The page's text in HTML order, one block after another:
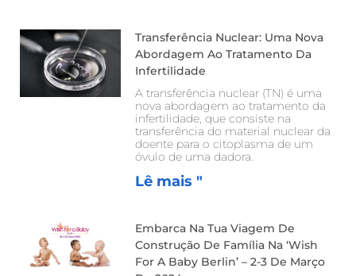
Transferência Nuclear: Uma Nova
Abordagem Ao Tratamento Da
Infertilidade
A transferência nuclear (TN) é uma
nova abordagem ao tratamento da
infertilidade, que consiste na
transferência do material nuclear da
doente para o citoplasma de um
óvulo de uma dadora.
Lê mais "
Embarca Na Tua Viagem De
Construção De Família Na ‘Wish
For A Baby Berlin’ – 2-3 De Março